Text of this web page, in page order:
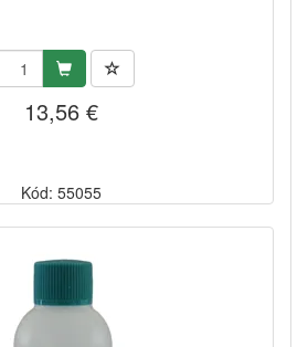
13,56 €
Kód: 55055